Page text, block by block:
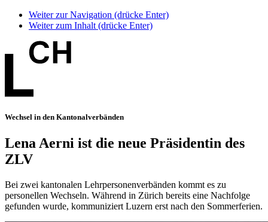
Weiter zur Navigation (drücke Enter)
Weiter zum Inhalt (drücke Enter)
Wechsel in den Kantonalverbänden
Lena Aerni ist die neue Präsidentin des
ZLV
Bei zwei kantonalen Lehrpersonenverbänden kommt es zu
personellen Wechseln. Während in Zürich bereits eine Nachfolge
gefunden wurde, kommuniziert Luzern erst nach den Sommerferien.